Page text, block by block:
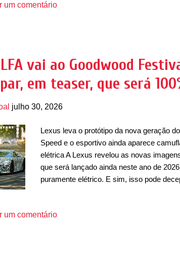
desenvolvimento do Dune. Baseado no
limitado demais. Ele será equipado com
de desenvolver cerca de 800cv que
aventura i...
um comentário
vai ao Goodwood
em teaser, que será
julho 30, 2026
Lexus leva o protótipo da nova geração
Speed e o esportivo ainda aparece
elétrica A Lexus revelou as novas
que será lançado ainda neste ano de
puramente elétrico. E sim, isso pode
do Goodwood Festival of Speed, que
um comentário